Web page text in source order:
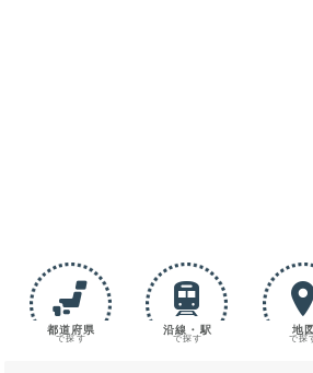
都道府県
で探す
沿線・駅
で探す
地図
で探